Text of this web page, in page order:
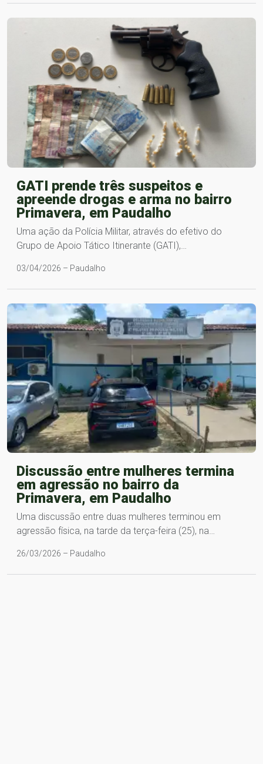
GATI prende três suspeitos e
apreende drogas e arma no bairro
Primavera, em Paudalho
Uma ação da Polícia Militar, através do efetivo do
Grupo de Apoio Tático Itinerante (GATI),…
03/04/2026 – Paudalho
Discussão entre mulheres termina
em agressão no bairro da
Primavera, em Paudalho
Uma discussão entre duas mulheres terminou em
agressão física, na tarde da terça-feira (25), na…
26/03/2026 – Paudalho